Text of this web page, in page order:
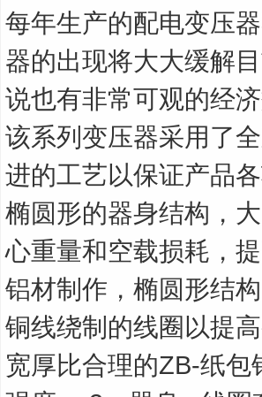
每年生产的配电变压
器的出现将大大缓解
说也有非常可观的经济
该系列变压器采用了
进的工艺以保证产品
椭圆形的器身结构，
心重量和空载损耗，
铝材制作，椭圆形结
铜线绕制的线圈以提
宽厚比合理的ZB-纸